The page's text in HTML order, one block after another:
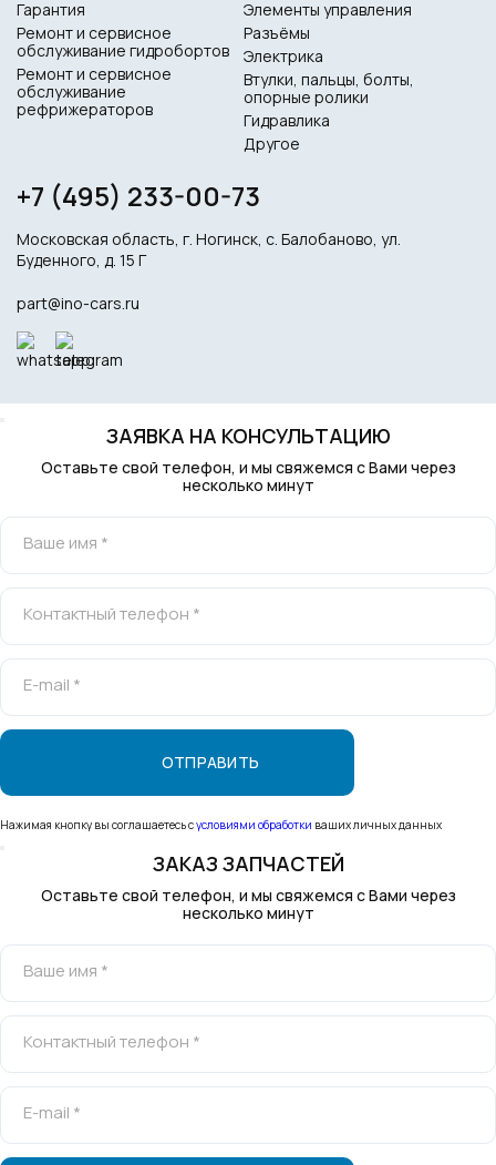
Гарантия
Ремонт и сервисное
обслуживание гидробортов
Ремонт и сервисное
обслуживание
рефрижераторов
Элементы управления
Разъёмы
Электрика
Втулки, пальцы, болты,
опорные ролики
Гидравлика
Другое
+7 (495) 233-00-73
Московская область, г. Ногинск, с. Балобаново, ул.
Буденного, д. 15 Г
part@ino-cars.ru
ЗАЯВКА НА КОНСУЛЬТАЦИЮ
Оставьте свой телефон, и мы свяжемся с Вами через
несколько минут
Ваше имя *
Контактный телефон *
E-mail *
Нажимая кнопку вы соглашаетесь сусловиями обработки ваших личных данных
ЗАКАЗ ЗАПЧАСТЕЙ
Оставьте свой телефон, и мы свяжемся с Вами через
несколько минут
Ваше имя *
Контактный телефон *
E-mail *